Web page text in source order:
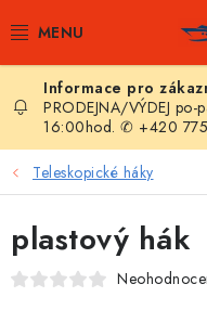
na
E-SHOP
AKČNÍ SLEVY
PRODEJNA/VÝDEJ
16:00hod. ✆ +420
Teleskopické háky
plastový hák